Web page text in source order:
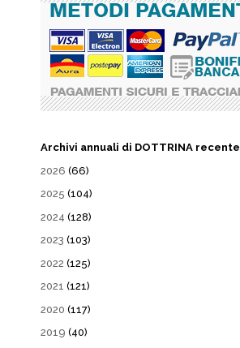
Archivi annuali di DOTTRINA recente
2026 (66)
2025 (104)
2024 (128)
2023 (103)
2022 (125)
2021 (121)
2020 (117)
2019 (40)